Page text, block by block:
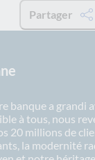
Partager
banque a grandi
à tous, nous
20 millions de
la modernité